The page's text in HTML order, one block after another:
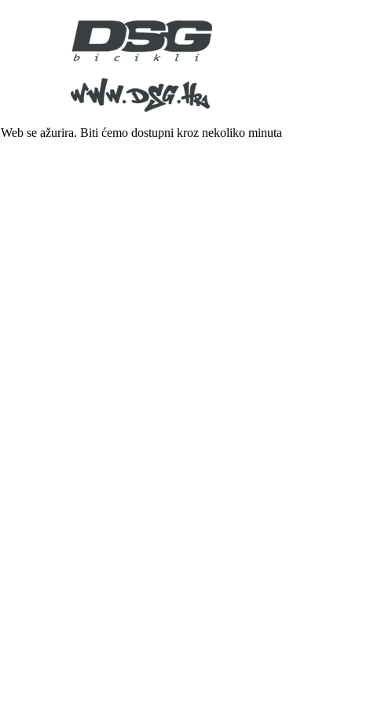
Web se ažurira. Biti ćemo dostupni kroz nekoliko minuta